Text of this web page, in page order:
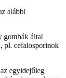
alábbi
által
pl. cefalosporinok
egyidejűleg